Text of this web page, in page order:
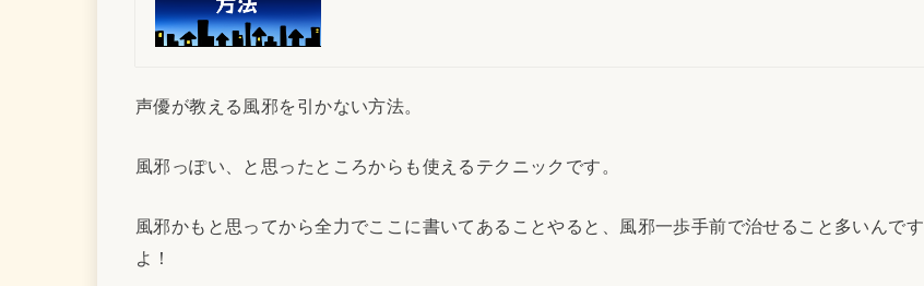
声優が教える風邪を引かない方法。
風邪っぽい、と思ったところからも使えるテクニックです。
風邪かもと思ってから全力でここに書いてあることやると、風邪一歩手前で治せること多いんです
よ！